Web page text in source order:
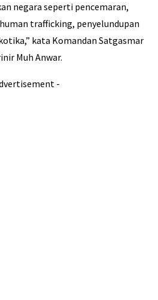
negara seperti pencemaran,
trafficking, penyelundupan
kata Komandan Satgasmar
Muh Anwar.
-